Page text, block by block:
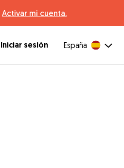
Activar mi cuenta.
Iniciar sesión España